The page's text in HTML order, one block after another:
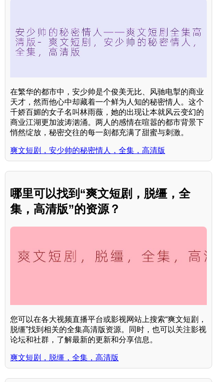
在繁华的都市中，安少帅是个俊美无比、风驰电掣的商业
天才，然而他心中却藏着一个鲜为人知的秘密情人。这个
千娇百媚的女子名叫林雨薇，她的出现让本就风云变幻的
商业江湖更加波涛汹涌。两人的感情在喧嚣的都市背景下
悄然绽放，秘密交往的每一刻都充满了甜蜜与刺激。
爽文短剧，安少帅的秘密情人，全集，高清版
哪里可以找到“爽文短剧，脱缰，全
集，高清版”的资源？
您可以在各大视频直播平台或影视网站上搜索“爽文短剧，
脱缰”找到相关的全集高清版资源。同时，也可以关注影视
论坛和社群，了解最新的更新和分享信息。
爽文短剧，脱缰，全集，高清版